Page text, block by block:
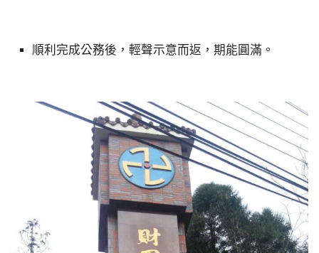
順利完成公務後，輕聲示意而返，期能圓滿。